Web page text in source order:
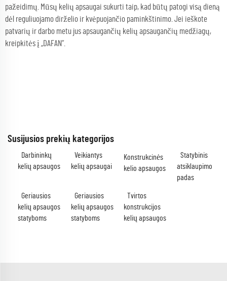
pažeidimų. Mūsų kelių apsaugai sukurti taip, kad būtų patogi visą dieną
dėl reguliuojamo dirželio ir kvėpuojančio paminkštinimo. Jei ieškote
patvarių ir darbo metu jus apsaugančių kelių apsaugančių medžiagų,
kreipkitės į „DAFAN“.
Susijusios prekių kategorijos
Darbininkų
kelių apsaugos
Veikiantys
kelių apsaugai
Konstrukcinės
kelio apsaugos
Statybinis
atsiklaupimo
padas
Geriausios
kelių apsaugos
statyboms
Geriausios
kelių apsaugos
statyboms
Tvirtos
konstrukcijos
kelių apsaugos